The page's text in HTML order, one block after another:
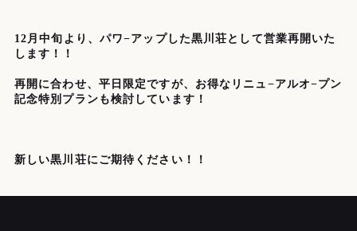
12月中旬より、パワ−アップした黒川荘として営業再開いた
します！！
再開に合わせ、平日限定ですが、お得なリニュ−アルオ−プン
記念特別プランも検討しています！
新しい黒川荘にご期待ください！！